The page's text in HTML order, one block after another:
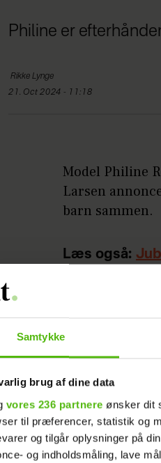
Samtykke
brug af dine data
vores 236 partnere ønsker dit
til præferencer, statistik og
og tilgår oplysninger på
og indholdsmåling, lave
Philine er
Rikke Lynge
21. Oct 2024 - 11:18
Model Philine
Larsen
barn sammen.
Læs også:
- Can you see
klædeskab